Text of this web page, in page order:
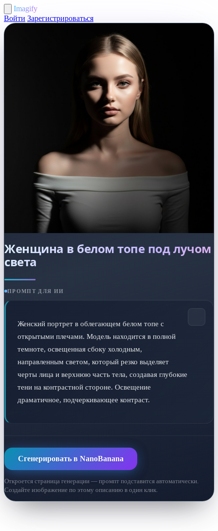
Imagify
Войти Зарегистрироваться
Женщина в белом топе под лучом
света
ПРОМПТ ДЛЯ ИИ
Женский портрет в облегающем белом топе с
открытыми плечами. Модель находится в полной
темноте, освещенная сбоку холодным,
направленным светом, который резко выделяет
черты лица и верхнюю часть тела, создавая глубокие
тени на контрастной стороне. Освещение
драматичное, подчеркивающее контраст.
Сгенерировать в NanoBanana
Откроется страница генерации — промпт подставится автоматически.
Создайте изображение по этому описанию в один клик.